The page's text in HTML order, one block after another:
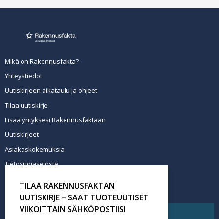
Mikä on Rakennusfakta?
Yhteystiedot
Uutiskirjeen aikataulu ja ohjeet
Tilaa uutiskirje
Lisää yrityksesi Rakennusfaktaan
Uutiskirjeet
Asiakaskokemuksia
Tietosuojaseloste
Tilaa uutiskirje
TILAA RAKENNUSFAKTAN
UUTISKIRJE – SAAT TUOTEUUTISET
VIIKOITTAIN SÄHKÖPOSTIISI